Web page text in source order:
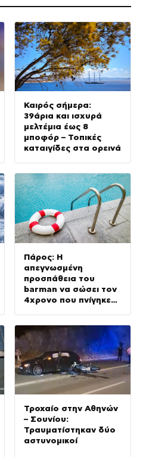
Καιρός σήμερα:
39άρια και ισχυρά
μελτέμια έως 8
μποφόρ – Τοπικές
καταιγίδες στα ορεινά
Πάρος: Η
απεγνωσμένη
προσπάθεια του
barman να σώσει τον
4χρονο που πνίγηκε
Τροχαίο στην Αθηνών
– Σουνίου:
Τραυματίστηκαν δύο
αστυνομικοί